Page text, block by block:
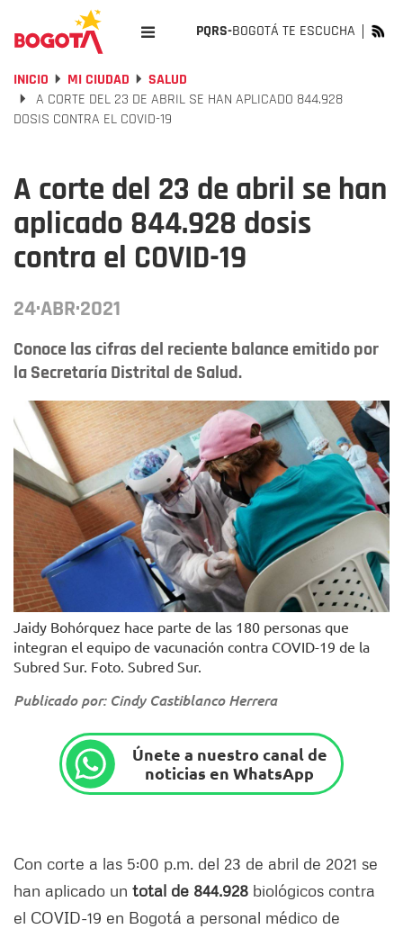
PQRS-BOGOTÁ TE ESCUCHA
INICIO MI CIUDAD
SALUD
A CORTE DEL 23 DE ABRIL SE HAN APLICADO 844.928
DOSIS CONTRA EL COVID-19
A corte del 23 de abril se han
aplicado 844.928 dosis
contra el COVID-19
24·ABR·2021
Conoce las cifras del reciente balance emitido por
la Secretaría Distrital de Salud.
Jaidy Bohórquez hace parte de las 180 personas que
integran el equipo de vacunación contra COVID-19 de la
Subred Sur. Foto. Subred Sur.
Publicado por: Cindy Castiblanco Herrera
Únete a nuestro canal de
noticias en WhatsApp
Con corte a las 5:00 p.m. del 23 de abril de 2021 se
han aplicado un total de 844.928 biológicos contra
el COVID-19 en Bogotá a personal médico de